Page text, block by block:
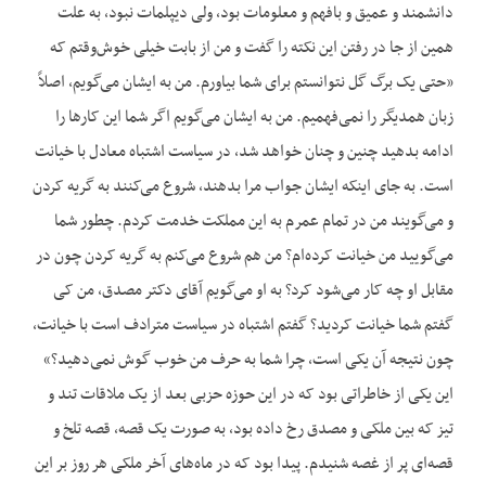
دانشمند و عمیق و بافهم و معلومات بود، ولی دیپلمات نبود، به علت
همین از جا در رفتن این نکته را گفت و من از بابت خیلی خوش‌وقتم که
«حتی یک برگ گل نتوانستم برای شما بیاورم. من به ایشان می‌گویم، اصلاً
زبان همدیگر را نمی‌‌فهمیم. من به ایشان می‌گویم اگر شما این کارها را
ادامه بدهید چنین و چنان خواهد شد، در سیاست اشتباه معادل با خیانت
است. به جای اینکه ایشان جواب مرا بدهند، شروع می‌کنند به گریه کردن
و می‌گویند من در تمام عمرم به این مملکت خدمت کردم. چطور شما
می‌گویید من خیانت کرده‌ام؟ من هم شروع می‌کنم به گریه کردن چون در
مقابل او چه کار می‌شود کرد؟ به او می‌گویم آقای دکتر مصدق، من کی
گفتم شما خیانت کردید؟ گفتم اشتباه در سیاست مترادف است با خیانت،
چون نتیجه آن یکی است، چرا شما به حرف من خوب گوش نمی‌‌دهید؟»
این یکی از خاطراتی بود که در این حوزه حزبی بعد از یک ملاقات تند و
تیز که بین ملکی و مصدق رخ داده بود، به صورت یک قصه، قصه تلخ و
قصه‌ای پر از غصه شنیدم. پیدا بود که در ماه‌های آخر ملکی هر روز بر این